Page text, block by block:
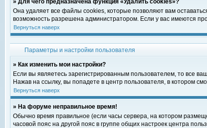
» Для чего предназначена функция «Удалить cookies»?
Она удаляет все файлы cookies, которые позволяют вам
возможность разрешена администратором. Если у вас имеются
Вернуться наверх
Параметры и настройки пользователя
» Как изменить мои настройки?
Если вы являетесь зарегистрированным пользователем, то все
Нажав на ссылку, вы попадете в центр пользователя, в котором
Вернуться наверх
» На форуме неправильное время!
Обычно время правильное (если часы сервера, на котором
часовой пояс на другой пояс в группе общих настроек центра